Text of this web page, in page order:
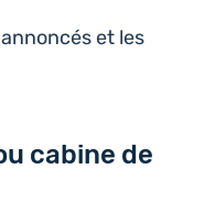
et les
cabine de